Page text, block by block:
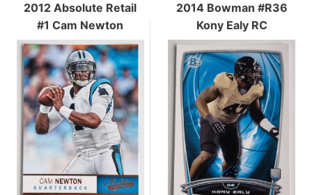
2012 Absolute Retail
#1 Cam Newton
2014 Bowman #R36
Kony Ealy RC